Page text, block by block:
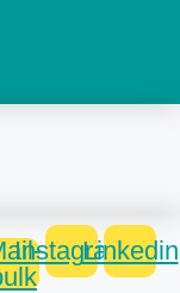
InstagramLinkedin